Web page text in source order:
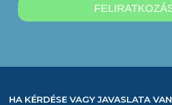
HA KÉRDÉSE VAGY JAVASLATA VAN